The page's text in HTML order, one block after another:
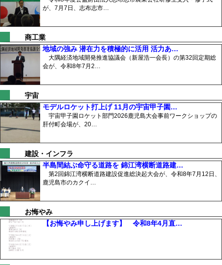
が、7月7日、志布志市…
商工業
地域の強み 潜在力を積極的に活用 活力あ…
大隅経済地域開発推進協議会（新屋浩一会長）の第32回定期総
会が、令和8年7月2…
宇宙
モデルロケット打上げ 11月の宇宙甲子園…
宇宙甲子園ロケット部門2026鹿児島大会事前ワークショップの
肝付町会場が、20…
建設・インフラ
半島間結ぶ命守る道路を 錦江湾横断道路建…
第2回錦江湾横断道路建設促進総決起大会が、令和8年7月12日、
鹿児島市のカクイ…
お悔やみ
【お悔やみ申し上げます】 令和8年4月直…